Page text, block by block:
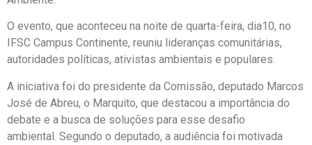
O evento, que aconteceu na noite de quarta-feira, dia10, no
IFSC Campus Continente, reuniu lideranças comunitárias,
autoridades políticas, ativistas ambientais e populares.
A iniciativa foi do presidente da Comissão, deputado Marcos
José de Abreu, o Marquito, que destacou a importância do
debate e a busca de soluções para esse desafio
ambiental. Segundo o deputado, a audiência foi motivada